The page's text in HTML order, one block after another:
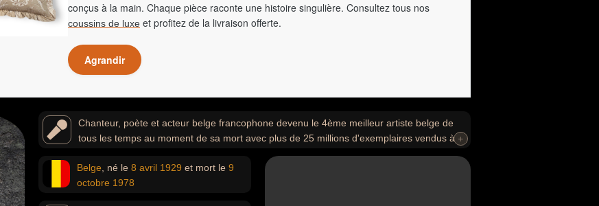
conçus à la main. Chaque pièce raconte une histoire singulière. Consultez tous nos
coussins de luxe et profitez de la livraison offerte.
Agrandir
Chanteur, poète et acteur belge francophone devenu le 4ème meilleur artiste belge de
tous les temps au moment de sa mort avec plus de 25 millions d'exemplaires vendus à
moribond » ou « Ces gens-là ». Plusieurs de ses chansons sont également traduites en anglais
aux États-Unis, et notamment chantées par Ray Charles, Judy Collins, John Denver, le Kingston
+
Belge , né le 8 avril 1929 et mort le 9
octobre 1978